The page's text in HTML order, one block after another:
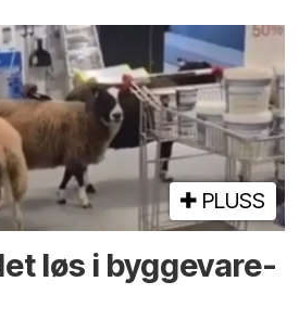
PLUSS
løs i bygge­vare­